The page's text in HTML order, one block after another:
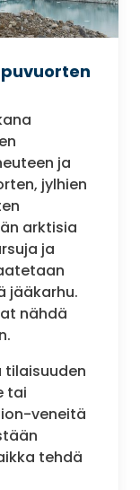
ja
jylhien
arktisia
ja
jääkarhu.
nähdä
tilaisuuden
tai
veneitä
tehdä